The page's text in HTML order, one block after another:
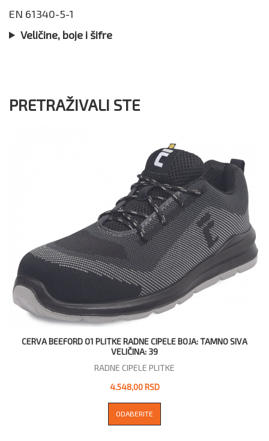
EN 61340-5-1
Veličine, boje i šifre
PRETRAŽIVALI STE
CERVA BEEFORD O1 PLITKE RADNE CIPELE BOJA: TAMNO SIVA
VELIČINA: 39
RADNE CIPELE PLITKE
4.548,00 RSD
ODABERITE